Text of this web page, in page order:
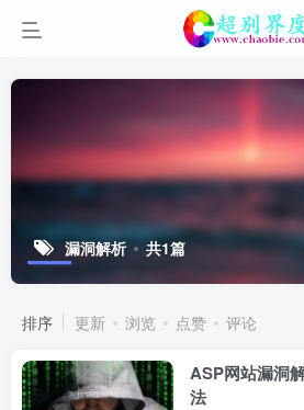
漏洞解析 共1篇
排序 更新 浏览 点赞 评论
ASP网站漏洞
法